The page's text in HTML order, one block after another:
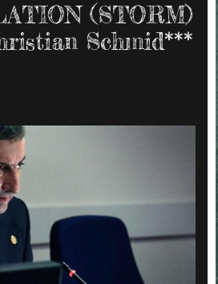
(STORM)
Schmid***